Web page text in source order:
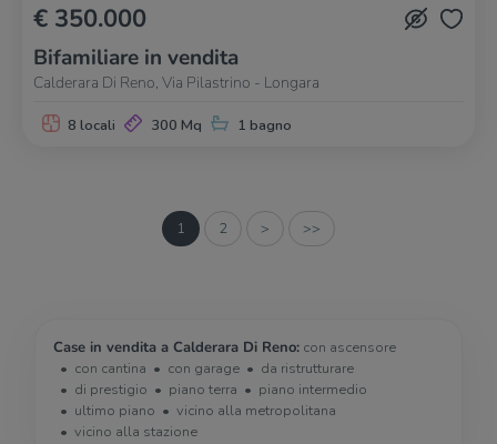
€ 350.000
Bifamiliare in vendita
Calderara Di Reno, Via Pilastrino - Longara
8 locali 300 Mq 1 bagno
1 2 > >>
Case in vendita a Calderara Di Reno: con ascensore
con cantina
con garage
da ristrutturare
di prestigio
piano terra
piano intermedio
ultimo piano
vicino alla metropolitana
vicino alla stazione